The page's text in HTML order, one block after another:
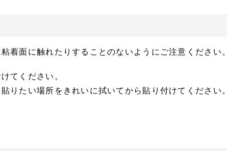
着面に触れたりすることのないようにご注意ください。
てください。
りたい場所をきれいに拭いてから貼り付けてください。